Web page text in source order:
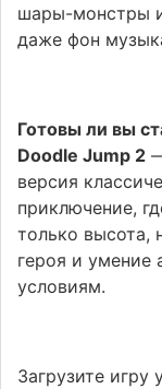
шары-монстры
даже фон
Готовы ли вы
Doodle Jump 2
версия
приключение,
только высота,
героя и умение
условиям.
Загрузите игру